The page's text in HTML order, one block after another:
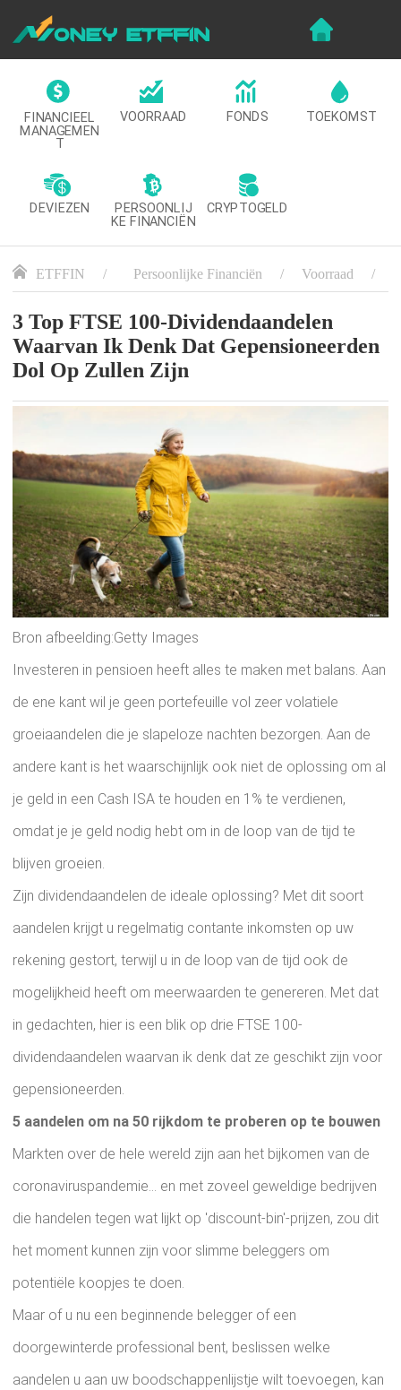
FINANCIEEL
MANAGEMEN
T
VOORRAAD FONDS TOEKOMST
DEVIEZEN PERSOONLIJ
KE FINANCIËN
CRYPTOGELD
ETFFIN Persoonlijke Financiën Voorraad
3 Top FTSE 100-Dividendaandelen
Waarvan Ik Denk Dat Gepensioneerden
Dol Op Zullen Zijn
Bron afbeelding:Getty Images
Investeren in pensioen heeft alles te maken met balans. Aan
de ene kant wil je geen portefeuille vol zeer volatiele
groeiaandelen die je slapeloze nachten bezorgen. Aan de
andere kant is het waarschijnlijk ook niet de oplossing om al
je geld in een Cash ISA te houden en 1% te verdienen,
omdat je je geld nodig hebt om in de loop van de tijd te
blijven groeien.
Zijn dividendaandelen de ideale oplossing? Met dit soort
aandelen krijgt u regelmatig contante inkomsten op uw
rekening gestort, terwijl u in de loop van de tijd ook de
mogelijkheid heeft om meerwaarden te genereren. Met dat
in gedachten, hier is een blik op drie FTSE 100-
dividendaandelen waarvan ik denk dat ze geschikt zijn voor
gepensioneerden.
5 aandelen om na 50 rijkdom te proberen op te bouwen
Markten over de hele wereld zijn aan het bijkomen van de
coronaviruspandemie... en met zoveel geweldige bedrijven
die handelen tegen wat lijkt op 'discount-bin'-prijzen, zou dit
het moment kunnen zijn voor slimme beleggers om
potentiële koopjes te doen.
Maar of u nu een beginnende belegger of een
doorgewinterde professional bent, beslissen welke
aandelen u aan uw boodschappenlijstje wilt toevoegen, kan